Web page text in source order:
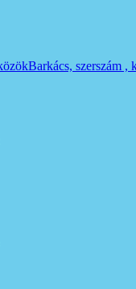
Barkács, szerszám ,